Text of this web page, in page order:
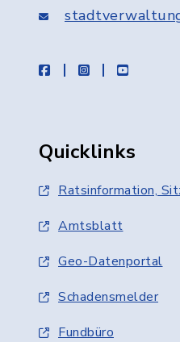
facebookinstagramyoutube
Quicklinks
Ratsinformation,
Amtsblatt
Geo-Datenportal
Schadensmelder
Fundbüro